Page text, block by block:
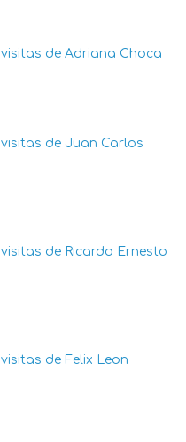
de Adriana Choca
de Juan Carlos
de Ricardo Ernesto
de Felix Leon